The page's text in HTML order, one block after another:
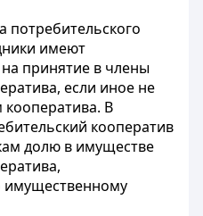
потребительского
имеют
принятие в члены
если иное не
кооператива. В
кооператив
долю в имуществе
имущественному